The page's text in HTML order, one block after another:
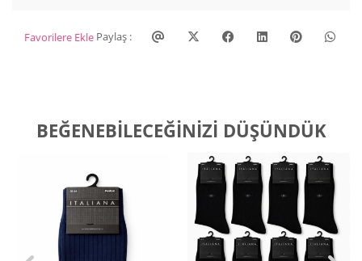
Favorilere Ekle Paylaş :
BEĞENEBILECEĞINIZI DÜŞÜNDÜK